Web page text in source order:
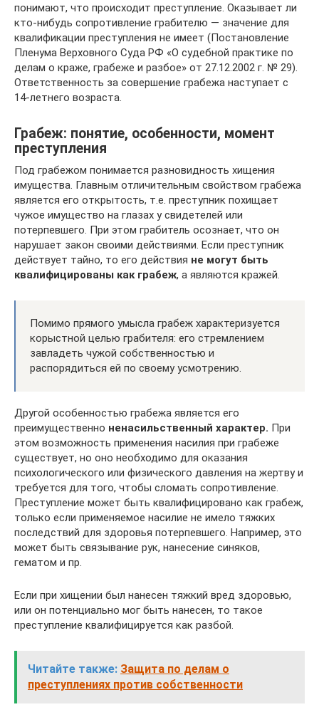
понимают, что происходит преступление. Оказывает ли
кто-нибудь сопротивление грабителю — значение для
квалификации преступления не имеет (Постановление
Пленума Верховного Суда РФ «О судебной практике по
делам о краже, грабеже и разбое» от 27.12.2002 г. № 29).
Ответственность за совершение грабежа наступает с
14-летнего возраста.
Грабеж: понятие, особенности, момент
преступления
Под грабежом понимается разновидность хищения
имущества. Главным отличительным свойством грабежа
является его открытость, т.е. преступник похищает
чужое имущество на глазах у свидетелей или
потерпевшего. При этом грабитель осознает, что он
нарушает закон своими действиями. Если преступник
действует тайно, то его действия не могут быть
квалифицированы как грабеж, а являются кражей.
Помимо прямого умысла грабеж характеризуется
корыстной целью грабителя: его стремлением
завладеть чужой собственностью и
распорядиться ей по своему усмотрению.
Другой особенностью грабежа является его
преимущественно ненасильственный характер. При
этом возможность применения насилия при грабеже
существует, но оно необходимо для оказания
психологического или физического давления на жертву и
требуется для того, чтобы сломать сопротивление.
Преступление может быть квалифицировано как грабеж,
только если применяемое насилие не имело тяжких
последствий для здоровья потерпевшего. Например, это
может быть связывание рук, нанесение синяков,
гематом и пр.
Если при хищении был нанесен тяжкий вред здоровью,
или он потенциально мог быть нанесен, то такое
преступление квалифицируется как разбой.
Читайте также: Защита по делам о
преступлениях против собственности